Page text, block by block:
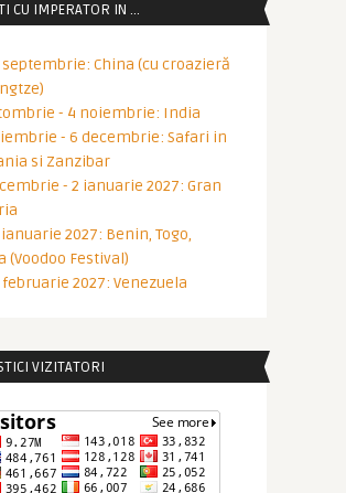
CU IMPERATOR IN …
septembrie: China (cu croazieră
- 4 noiembrie: India
- 6 decembrie: Safari in
si Zanzibar
- 2 ianuarie 2027: Gran
ianuarie 2027: Benin, Togo,
(Voodoo Festival)
februarie 2027: Venezuela
VIZITATORI